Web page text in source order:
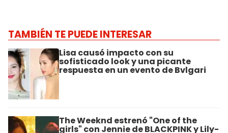
TAMBIÉN TE PUEDE INTERESAR
Lisa causó impacto con su
sofisticado look y una picante
respuesta en un evento de Bvlgari
The Weeknd estrenó "One of the
girls" con Jennie de BLACKPINK y Lily-